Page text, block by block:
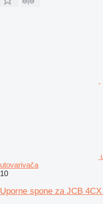
utovarivačа
10
Uporne spone za JCB